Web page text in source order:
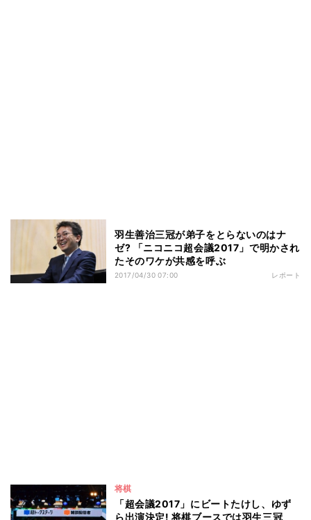
羽生善治三冠が弟子をとらないのはナ
ゼ? 「ニコニコ超会議2017」で明かされ
たそのワケが共感を呼ぶ
2017/04/30 07:00 レポート
将棋
「超会議2017」にビートたけし、ゆず
ら出演決定! 将棋ブースでは羽生三冠